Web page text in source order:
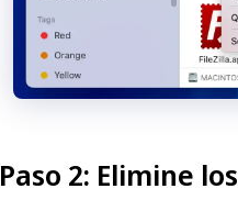
Paso 2: Elimine